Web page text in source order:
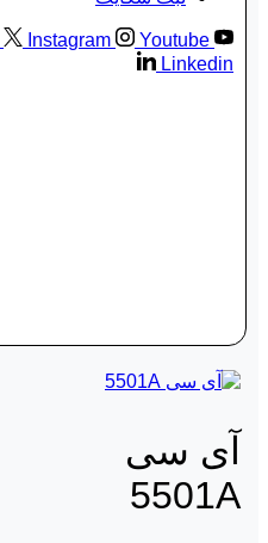
Instagram
Youtube
Linkedin
آی‌ سی
5501A